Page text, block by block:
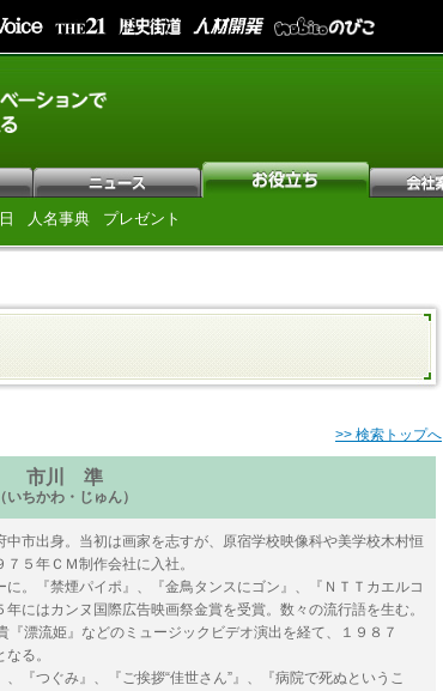
人名事典 プレゼント
>> 検索トップへ
市川 準
（いちかわ・じゅん）
市出身。当初は画家を志すが、原宿学校映像科や美学校木村恒
５年ＣＭ制作会社に入社。
。『禁煙パイポ』、『金鳥タンスにゴン』、『ＮＴＴカエルコ
にはカンヌ国際広告映画祭金賞を受賞。数々の流行語を生む。
漂流姫』などのミュージックビデオ演出を経て、１９８７
る。
『つぐみ』、『ご挨拶“佳世さん”』、『病院で死ぬというこ